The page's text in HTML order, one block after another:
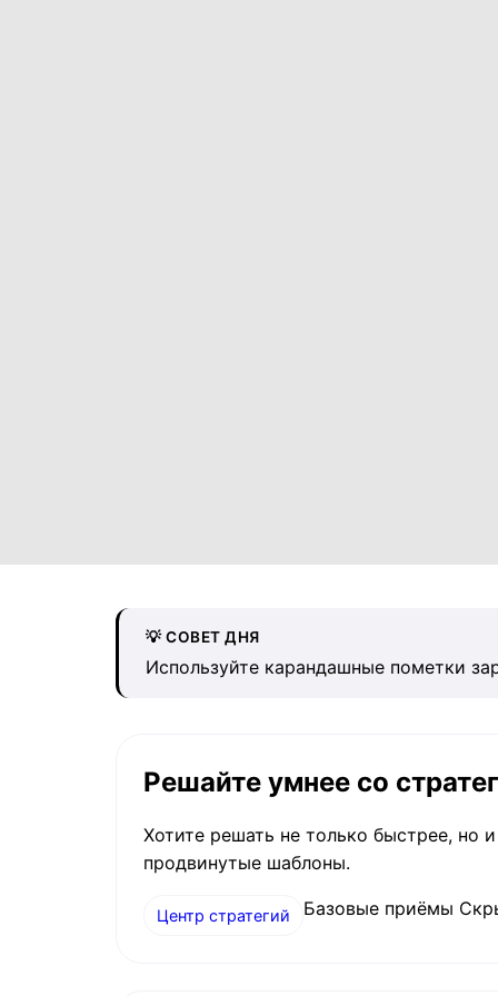
💡 СОВЕТ ДНЯ
Используйте карандашные пометки
Решайте умнее со
Хотите решать не только быстрее, но
продвинутые шаблоны.
Центр стратегий Базовые приёмы